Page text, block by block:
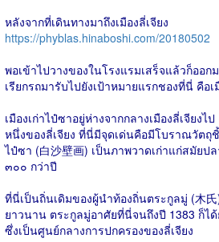
หลังจากที่เดินทางมาถึงเมืองลี่เจียง
https://phyblas.hinaboshi.com/20180502
พอเข้าไปวางของในโรงแรมเสร็จแล้วก็ออก
เรียกรถมารับไปยังเป้าหมายแรกชองที่นี่ คือเ
เมืองเก่าไป๋ซาอยู่ห่างจากกลางเมืองลี่เจียงไ
หนึ่งของลี่เจียง ที่นี่มีจุดเด่นคือมีโบราณวัต
ไป๋ซา (白沙壁画) เป็นภาพวาดเก่าแก่สมัยป
๓๐๐ กว่าปี
ที่นี่เป็นถิ่นเดิมของผู้นำท้องถิ่นตระกูลมู่ (木氏
ยาวนาน ตระกูลมู่อาศัยที่นี่จนถึงปี 1383 ก็ไ
ซึ่งเป็นศูนย์กลางการปกครองของลี่เจียง